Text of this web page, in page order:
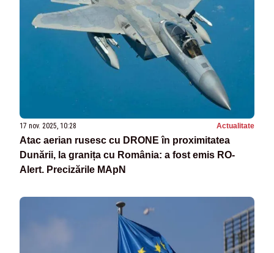
17 nov. 2025, 10:28 Actualitate
Atac aerian rusesc cu DRONE în proximitatea
Dunării, la granița cu România: a fost emis RO-
Alert. Precizările MApN